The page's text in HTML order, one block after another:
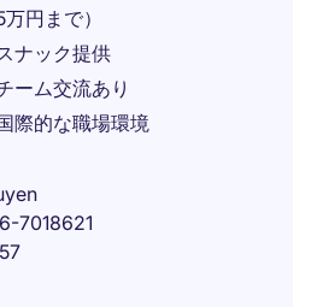
円まで）
ナック提供
ーム交流あり
際的な職場環境
7018621